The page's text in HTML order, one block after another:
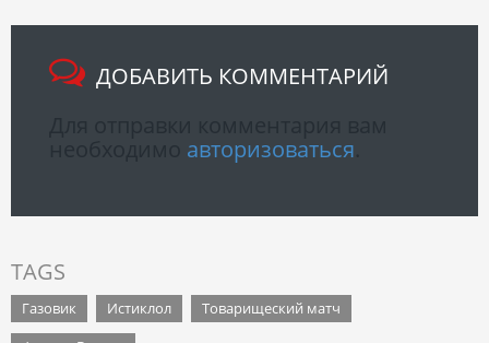
ДОБАВИТЬ КОММЕНТАРИЙ
авторизоваться
TAGS
Газовик Истиклол
Товарищеский матч